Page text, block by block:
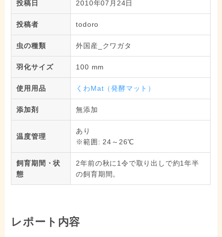
投稿日 2010年07月24日
投稿者 todoro
虫の種類 外国産_クワガタ
羽化サイズ 100 mm
使用用品 くわMat（発酵マット）
添加剤 無添加
温度管理
あり
※範囲: 24～26℃
飼育期間・状
態
2年前の秋に1令で取り出しで約1年半
の飼育期間。
レポート内容